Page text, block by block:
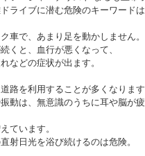
ライブに潜む危険のキーワード
車で、あまり足を動かしません。
くと、血行が悪くなって、
などの症状が出ます。
路を利用することが多くなりま
動は、無意識のうちに耳や脳が
ています。
射日光を浴び続けるのは危険。